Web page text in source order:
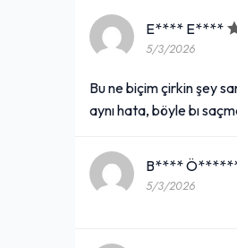
E**** E****
5/3/2026
Bu ne biçim çirkin şey
aynı hata, böyle bı
B****
5/3/2026